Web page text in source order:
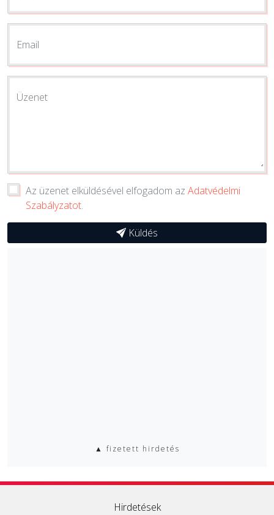
Email
Üzenet
Az üzenet elküldésével elfogadom az Adatvédelmi
Szabályzatot.
Küldés
▲ fizetett hirdetés
Hirdetések